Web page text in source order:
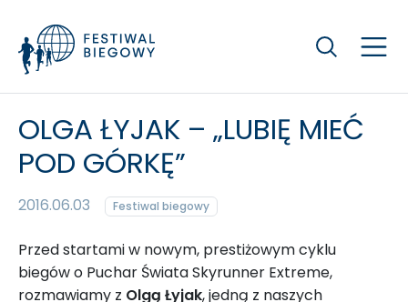
Szukaj
OLGA ŁYJAK – „LUBIĘ MIEĆ
POD GÓRKĘ”
2016.06.03 Festiwal biegowy
Przed startami w nowym, prestiżowym cyklu
biegów o Puchar Świata Skyrunner Extreme,
rozmawiamy z Olgą Łyjak, jedną z naszych